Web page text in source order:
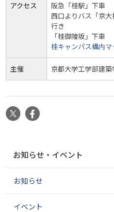
2012-
21T12:00:00+09:00
アクセス
阪急「桂駅」下車
西口よりバス「京
行き
「桂御陵坂」下車
桂キャンパス構内マ
主催 京都大学工学部建
X
ゲ
シ
お知らせ・イベント
お知らせ
イベント